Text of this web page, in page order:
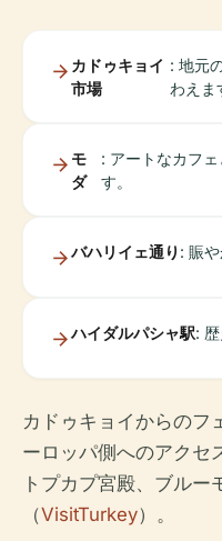
カドゥキョイ
市場
: 地元
わえま
モ
ダ
: アートなカフ
す。
バハリイェ通り : 賑
ハイダルパシャ駅:
カドゥキョイからのフ
ーロッパ側へのアクセ
トプカプ宮殿、ブル
（VisitTurkey）。